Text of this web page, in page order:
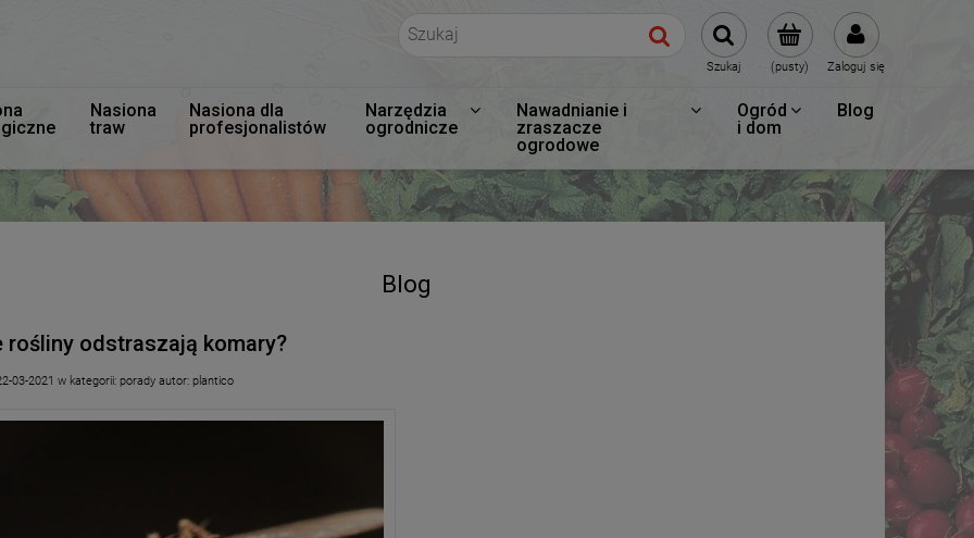
(pusty) Zaloguj się
Szukaj
Nasiona
traw
Nasiona dla
profesjonalistów
Narzędzia
ogrodnicze
Nawadnianie i
zraszacze
ogrodowe
Ogród
i dom
Blog
Blog
rośliny odstraszają komary?
03-2021 w kategorii: porady autor: plantico